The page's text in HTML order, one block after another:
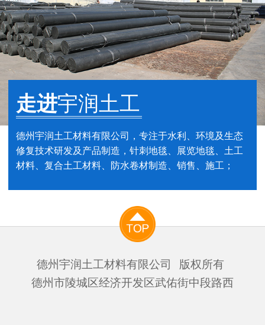
走进宇润土工
德州宇润土工材料有限公司，专注于水利、环境及生态
修复技术研发及产品制造，针刺地毯、展览地毯、土工
材料、复合土工材料、防水卷材制造、销售、施工；
德州宇润土工材料有限公司
版权所有
德州市陵城区经济开发区武佑街中段路西